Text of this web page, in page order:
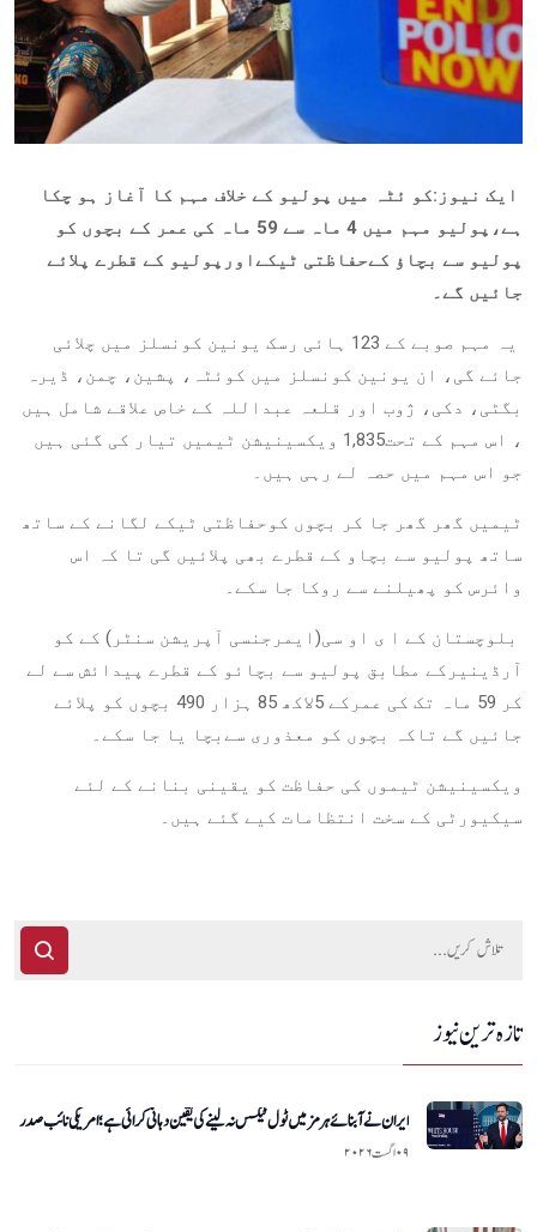
ایک نیوز:کو ئٹہ میں پولیو کے خلاف مہم کا آغاز ہو چکا
ہے،پولیو مہم میں 4 ماہ سے 59 ماہ کی عمر کے بچوں کو
پولیو سے بچاؤ کےحفاظتی ٹیکےاورپولیو کے قطرے پلائے
جائیں گے۔
یہ مہم صوبے کے 123 ہائی رسک یونین کونسلز میں چلائی
جائے گی، ان یونین کونسلز میں کوئٹہ، پشین، چمن، ڈیرہ
بگٹی، دکی، ژوب اور قلعہ عبداللہ کے خاص علاقے شامل ہیں
، اس مہم کے تحت1,835 ویکسینیشن ٹیمیں تیار کی گئی ہیں
جو اس مہم میں حصہ لے رہی ہیں۔
ٹیمیں گھر گھر جا کر بچوں کوحفاظتی ٹیکے لگانے کے ساتھ
ساتھ پولیو سے بچاو کے قطرے بھی پلائیں گی تا کہ اس
وائرس کو پھیلنے سے روکا جا سکے۔
بلوچستان کے ا ی او سی(ایمرجنسی آپریشن سنٹر) کے کو
آرڈینیرکے مطابق پولیو سے بچائو کے قطرے پیدائش سے لے
کر 59 ماہ تک کی عمرکے 5لاکھ 85 ہزار 490 بچوں کو پلائے
جائیں گے تاکہ بچوں کو معذوری سےبچا یا جا سکے۔
ویکسینیشن ٹیموں کی حفاظت کو یقینی بنانے کے لئے
سیکیورٹی کے سخت انتظامات کیے گئے ہیں۔
تازہ ترین نیوز
ایران نے آبنائے ہرمز میں ٹول ٹیکس نہ لینے کی یقین دہانی کرائی ہے؛ امریکی نائب صدر
۰۹ اگست ۲۰۲۶